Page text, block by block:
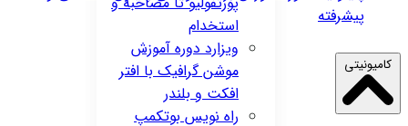
استخدام
ویزارددوره آموزش
موشن گرافیک با افتر
افکت و بلندر
راه نویسبوتکمپ
پیشرفته
کامیونیتی